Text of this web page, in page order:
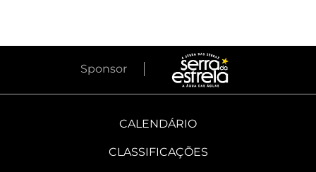
Sponsor
CALENDÁRIO
CLASSIFICAÇÕES